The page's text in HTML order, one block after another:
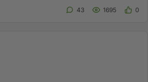
43 1695 0